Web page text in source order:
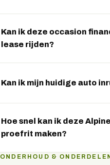
met rijstijl, snelheid,
Kan ik deze occasion
lease rijden?
private lease rijden. Wij
Kan ik mijn huidige auto
huidige auto en u ontvangt
Hoe snel kan ik deze
proefrit maken?
Vaak op korte termijn. Vraag
ONDERHOUD &